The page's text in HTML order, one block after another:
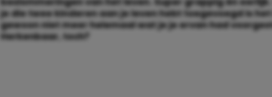
je die twee kinderen aan je leven hebt toegevoegd is
gewoon niet meer helemaal wat je je ervan had
Herkenbaar, toch?